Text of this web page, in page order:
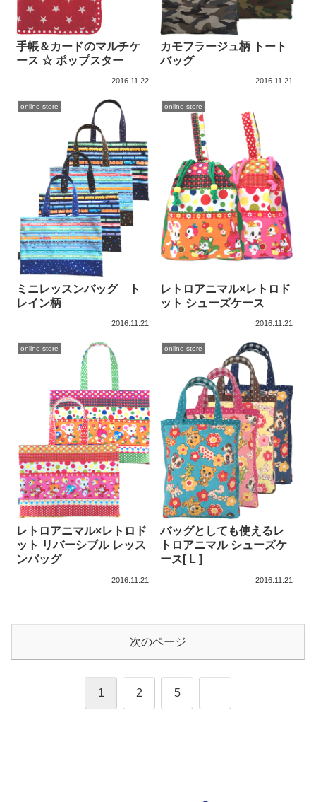
手帳＆カードのマルチケ
ース ☆ ポップスター
2016.11.22
カモフラージュ柄 トート
バッグ
2016.11.21
online store
ミニレッスンバッグ ト
レイン柄
2016.11.21
online store
レトロアニマル×レトロド
ット シューズケース
2016.11.21
online store
レトロアニマル×レトロド
ット リバーシブル レッス
ンバッグ
2016.11.21
online store
バッグとしても使えるレ
トロアニマル シューズケ
ース[ L ]
2016.11.21
次のページ
1 2 5